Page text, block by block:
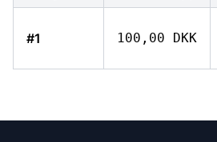
#1 100,00 DKK